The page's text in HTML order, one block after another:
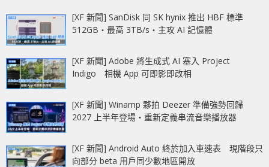
[XF 新聞] SanDisk 同 SK hynix 推出 HBF 標準
512GB‧最高 3TB/s‧主攻 AI 記憶體
[XF 新聞] Adobe 將生成式 AI 塞入 Project
Indigo 相機 App 可即影即改相
[XF 新聞] Winamp 夥拍 Deezer 準備強勢回歸
2027 上半年登場‧重新定義串流音樂播放器
[XF 新聞] Android Auto 終於加入車速表 現階段只
向部分 beta 用戶同少數地區開放